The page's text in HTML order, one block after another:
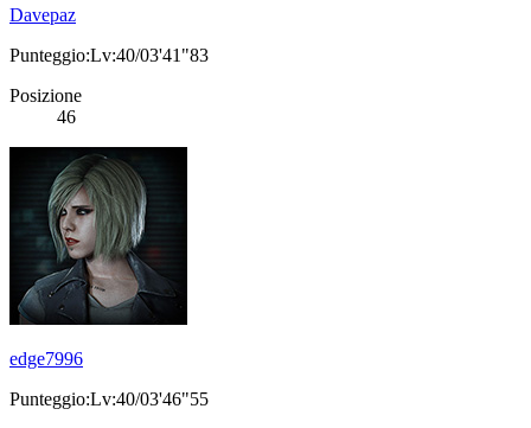
Davepaz
Punteggio:Lv:40/03'41"83
Posizione
46
edge7996
Punteggio:Lv:40/03'46"55